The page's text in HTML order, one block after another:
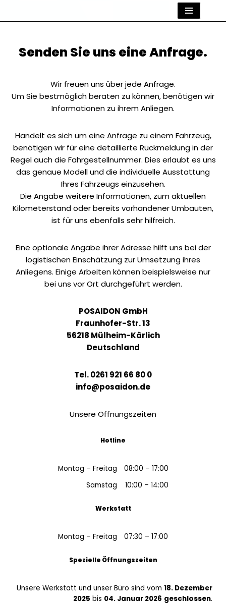
springen
Senden Sie uns eine Anfrage.
Wir freuen uns über jede Anfrage.
Um Sie bestmöglich beraten zu können, benötigen wir
Informationen zu ihrem Anliegen.
Handelt es sich um eine Anfrage zu einem Fahrzeug,
benötigen wir für eine detaillierte Rückmeldung in der
Regel auch die Fahrgestellnummer. Dies erlaubt es uns
das genaue Modell und die individuelle Ausstattung
Ihres Fahrzeugs einzusehen.
Die Angabe weitere Informationen, zum aktuellen
Kilometerstand oder bereits vorhandener Umbauten,
ist für uns ebenfalls sehr hilfreich.
Eine optionale Angabe ihrer Adresse hilft uns bei der
logistischen Einschätzung zur Umsetzung ihres
Anliegens. Einige Arbeiten können beispielsweise nur
bei uns vor Ort durchgeführt werden.
POSAIDON GmbH
Fraunhofer-Str. 13
56218 Mülheim-Kärlich
Deutschland
Tel. 0261 921 66 80 0
info@posaidon.de
Unsere Öffnungszeiten
Hotline
Montag – Freitag
08:00 – 17:00
Samstag
10:00 – 14:00
Werkstatt
Montag – Freitag 07:30 – 17:00
Spezielle Öffnungszeiten
Unsere Werkstatt und unser Büro sind vom18. Dezember
2025 bis 04. Januar 2026 geschlossen.